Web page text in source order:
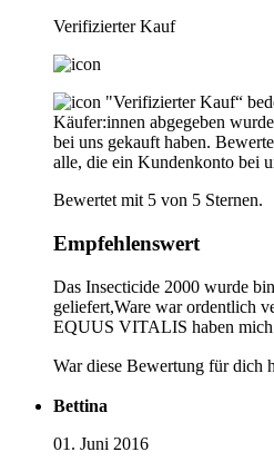
Verifizierter Kauf
"Verifizierter Kauf“
Käufer:innen abgegeben
bei uns gekauft haben.
alle, die ein Kundenkonto bei
Bewertet mit 5 von 5 Sternen.
Empfehlenswert
Das Insecticide 2000 wurde
geliefert,Ware war ordentlich
EQUUS VITALIS haben mich
War diese Bewertung für dich
Bettina
01. Juni 2016